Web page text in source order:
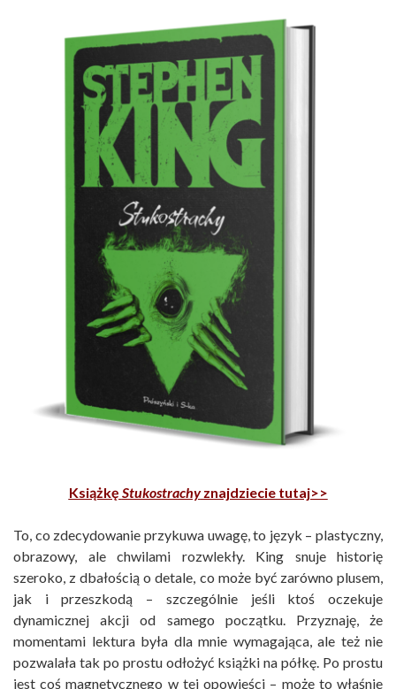
Książkę Stukostrachyznajdziecie tutaj>>
To, co zdecydowanie przykuwa uwagę, to język – plastyczny,
obrazowy, ale chwilami rozwlekły. King snuje historię
szeroko, z dbałością o detale, co może być zarówno plusem,
jak i przeszkodą – szczególnie jeśli ktoś oczekuje
dynamicznej akcji od samego początku. Przyznaję, że
momentami lektura była dla mnie wymagająca, ale też nie
pozwalała tak po prostu odłożyć książki na półkę. Po prostu
jest coś magnetycznego w tej opowieści – może to właśnie